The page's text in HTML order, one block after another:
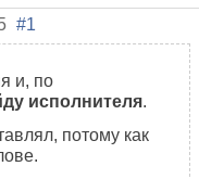
#1
и, по
исполнителя.
потому как